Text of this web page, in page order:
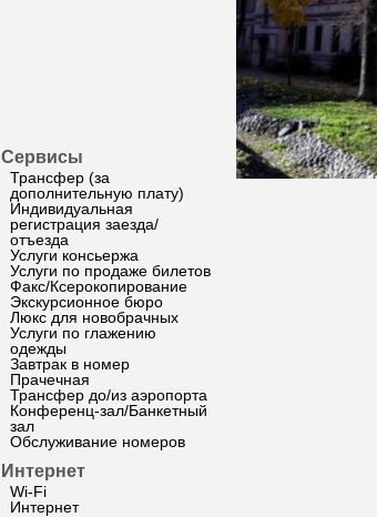
Сервисы
Трансфер (за
дополнительную плату)
Индивидуальная
регистрация заезда/
отъезда
Услуги консьержа
Услуги по продаже билетов
Факс/Ксерокопирование
Экскурсионное бюро
Люкс для новобрачных
Услуги по глажению
одежды
Завтрак в номер
Прачечная
Трансфер до/из аэропорта
Конференц-зал/Банкетный
зал
Обслуживание номеров
Интернет
Wi-Fi
Интернет